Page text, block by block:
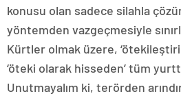
konusu olan sadece silahla
yöntemden vazgeçmesiyle
Kürtler olmak üzere,
‘öteki olarak hisseden’ tüm
Unutmayalım ki, terörden